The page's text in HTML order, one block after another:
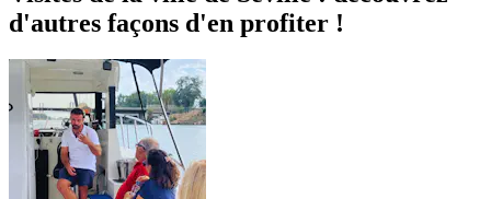
d'autres façons d'en profiter !